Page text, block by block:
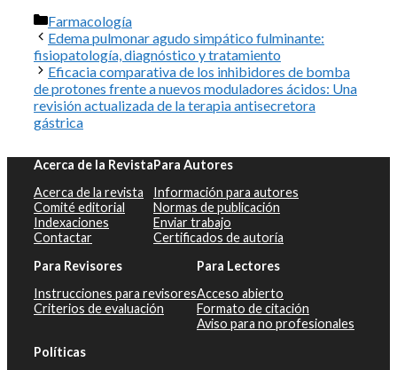
Categorías
Farmacología
Edema pulmonar agudo simpático fulminante:
fisiopatología, diagnóstico y tratamiento
Eficacia comparativa de los inhibidores de bomba
de protones frente a nuevos moduladores ácidos: Una
revisión actualizada de la terapia antisecretora
gástrica
Acerca de la Revista
Acerca de la revista
Comité editorial
Indexaciones
Contactar
Para Autores
Información para autores
Normas de publicación
Enviar trabajo
Certificados de autoría
Para Revisores
Instrucciones para revisores
Criterios de evaluación
Para Lectores
Acceso abierto
Formato de citación
Aviso para no profesionales
Políticas